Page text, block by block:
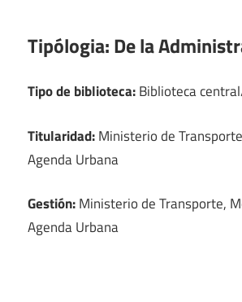
Tipólogia:De la
Tipo de biblioteca:Biblioteca
Titularidad:Ministerio de
Agenda Urbana
Gestión:Ministerio de Transporte,
Agenda Urbana